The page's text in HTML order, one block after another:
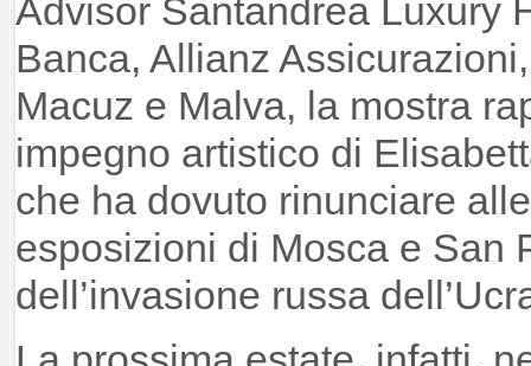
Advisor Santandrea Luxury
Banca, Allianz
Macuz e Malva, la mostra
impegno artistico di
che ha dovuto rinunciare
esposizioni di Mosca e San
dell’invasione russa